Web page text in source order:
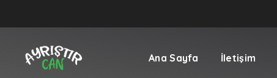
Ana Sayfa İletişim